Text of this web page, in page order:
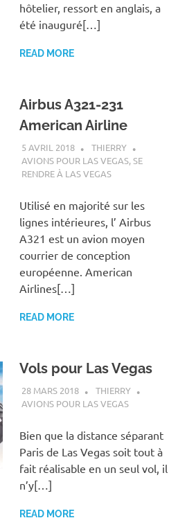
hôtelier, ressort en anglais, a
été inauguré[…]
READ MORE
Airbus A321-231
American Airline
5 AVRIL 2018
THIERRY
AVIONS POUR LAS VEGAS,SE
RENDRE À LAS VEGAS
Utilisé en majorité sur les
lignes intérieures, l’ Airbus
A321 est un avion moyen
courrier de conception
européenne. American
Airlines[…]
READ MORE
Vols pour Las Vegas
28 MARS 2018
THIERRY
AVIONS POUR LAS VEGAS
Bien que la distance séparant
Paris de Las Vegas soit tout à
fait réalisable en un seul vol, il
n’y[…]
READ MORE